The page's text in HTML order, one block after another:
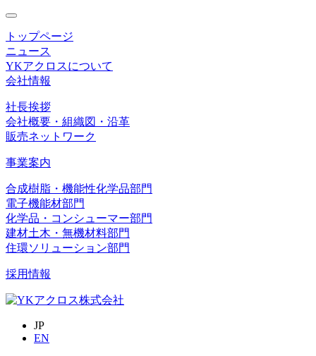
toggle
navigation
トップページ
ニュース
YKアクロスについて
会社情報
社長挨拶
会社概要・組織図・沿革
販売ネットワーク
事業案内
合成樹脂・機能性化学品部門
電子機能材部門
化学品・コンシューマー部門
建材土木・無機材料部門
住環ソリューション部門
採用情報
JP
EN